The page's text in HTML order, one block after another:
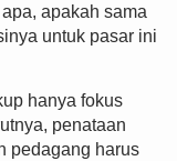
apakah sama
untuk pasar ini
hanya fokus
penataan
pedagang harus